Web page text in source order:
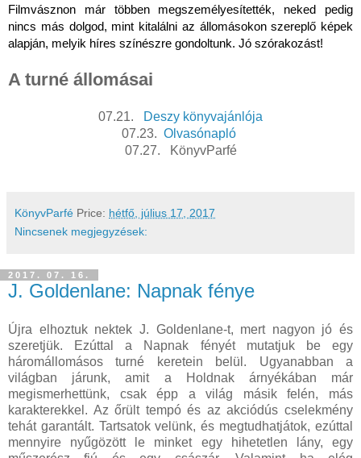
Filmvásznon már többen megszemélyesítették, neked pedig
nincs más dolgod, mint kitalálni az állomásokon szereplő képek
alapján, melyik híres színészre gondoltunk. Jó szórakozást!
A turné állomásai
07.21.
Deszy könyvajánlója
07.23. Olvasónapló
07.27.   KönyvParfé
KönyvParfé Price: hétfő, július 17, 2017
Nincsenek megjegyzések:
2017. 07. 16.
J. Goldenlane: Napnak fénye
Újra elhoztuk nektek J. Goldenlane-t, mert nagyon jó és
szeretjük. Ezúttal a Napnak fényét mutatjuk be egy
háromállomásos turné keretein belül. Ugyanabban a
világban járunk, amit a Holdnak árnyékában már
megismerhettünk, csak épp a világ másik felén, más
karakterekkel. Az őrült tempó és az akciódús cselekmény
tehát garantált. Tartsatok velünk, és megtudhatjátok, ezúttal
mennyire nyűgözött le minket egy hihetetlen lány, egy